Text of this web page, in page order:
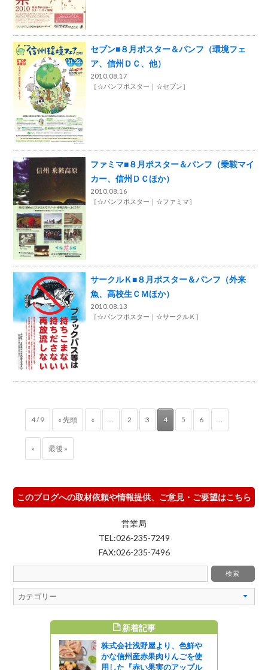
セブン■８月ポスター＆パンフ（環境フェ
ア、信州ＤＣ、他）
2010.08.17
［☆パンフポスター ☆セブン］
ファミマ■８月ポスター＆パンフ（乗鞍マイ
カー、信州ＤＣほか）
2010.08.16
［☆パンフポスター ☆ファミマ］
サークルＫ■８月ポスター＆パンフ（外来
魚、高校生ＣＭほか）
2010.08.13
［☆パンフポスター ☆サークルＫ ］
4 / 9 « 先頭 « 2 3 4 5 6
» 最後 »
このブログへの取材依頼や情報提供、ご意見・ご要望はこちら
営業局
TEL:026-235-7249
FAX:026-235-7496
新着記事
株式会社浅野屋より、色鮮や
かな信州産赤果肉りんごを使
用した『赤い果実のアップル